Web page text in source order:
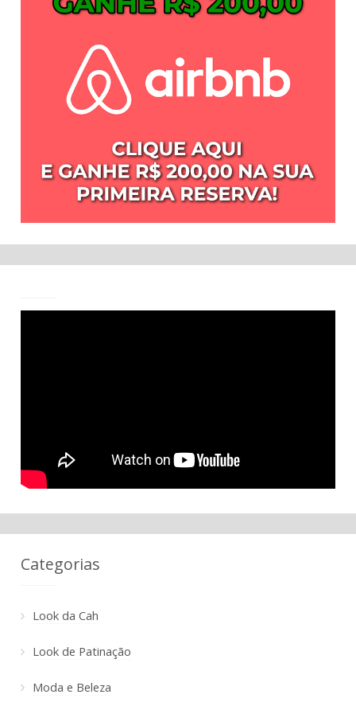
Categorias
Look da Cah
Look de Patinação
Moda e Beleza